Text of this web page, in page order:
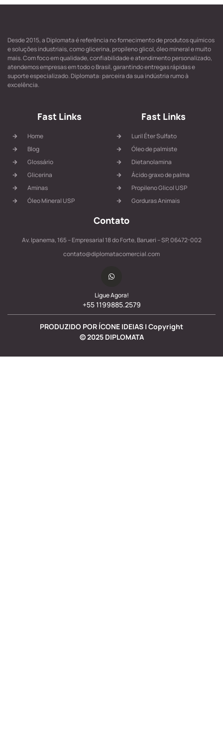
Desde 2015, a Diplomata é referência no fornecimento de produtos químicos
e soluções industriais, como glicerina, propileno glicol, óleo mineral e muito
mais. Com foco em qualidade, confiabilidade e atendimento personalizado,
atendemos empresas em todo o Brasil, garantindo entregas rápidas e
suporte especializado. Diplomata: parceira da sua indústria rumo à
excelência.
Fast Links
Home
Blog
Glossário
Glicerina
Aminas
Óleo Mineral USP
Fast Links
Luril Éter Sulfato
Óleo de palmiste
Dietanolamina
Ácido graxo de palma
Propileno Glicol USP
Gorduras Animais
Contato
Av. Ipanema, 165 – Empresarial 18 do Forte, Barueri – SP, 06472-002
contato@diplomatacomercial.com
Ligue Agora!
+55 1199885.2579
PRODUZIDO POR ÍCONE IDEIAS | Copyright
©2025DIPLOMATA